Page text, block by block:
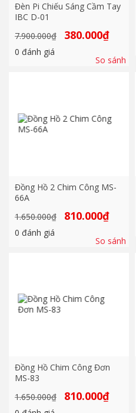
Đèn Pi Chiếu Sáng Cầm Tay
IBC D-01
7.900.000₫
Giá
gốc
7.900.000₫.
380.000₫Giá
là:
0 đánh giá
So sánh
Đồng Hồ 2 Chim Công MS-
66A
1.650.000₫
Giá
gốc
1.650.000₫.
810.000₫Giá
là:
0 đánh giá
So sánh
Đồng Hồ Chim Công Đơn
MS-83
1.650.000₫
Giá
gốc
810.000₫Giá